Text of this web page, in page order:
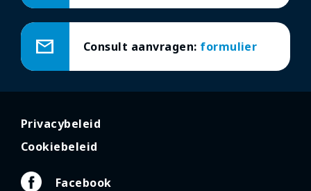
mail Consult aanvragen: formulier
Privacybeleid
Cookiebeleid
Facebook